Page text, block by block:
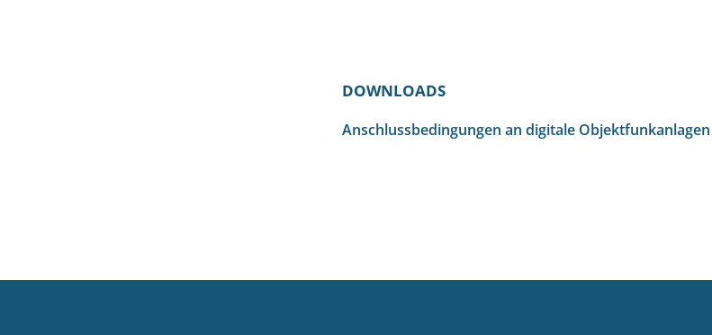
DOWNLOADS
Anschlussbedingungen an digitale Objektfunkanlagen